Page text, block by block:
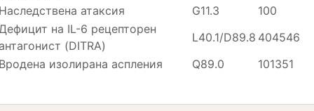
атаксия G11.3
100
на IL-6 рецепторен
(DITRA)
L40.1/D89.8 404546
изолирана аспления
Q89.0 101351